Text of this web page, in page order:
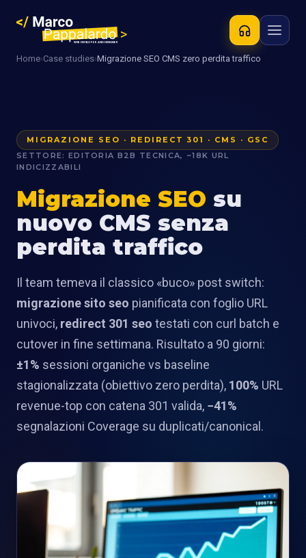
Home›Case studies›Migrazione SEO CMS zero perdita traffico
MIGRAZIONE SEO · REDIRECT 301 · CMS · GSC
SETTORE: EDITORIA B2B TECNICA, ~18K URL
INDICIZZABILI
Migrazione SEO su
nuovo CMS senza
perdita traffico
Il team temeva il classico «buco» post switch:
migrazione sito seo pianificata con foglio URL
univoci, redirect 301 seo testati con curl batch e
cutover in fine settimana. Risultato a 90 giorni:
±1% sessioni organiche vs baseline
stagionalizzata (obiettivo zero perdita), 100% URL
revenue-top con catena 301 valida, −41%
segnalazioni Coverage su duplicati/canonical.